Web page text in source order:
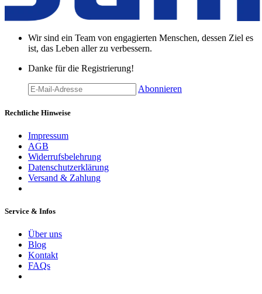
Wir sind ein Team von engagierten Menschen, dessen Ziel es
ist, das Leben aller zu verbessern.
Danke für die Registrierung!
Abonnieren
Rechtliche Hinweise
Impressum
AGB
Widerrufsbelehrung
Datenschutzerklärung
Versand & Zahlung
Service & Infos
Über uns
Blog
Kontakt
FAQs